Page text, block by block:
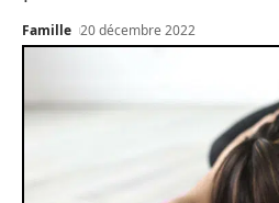
Famille 20 décembre 2022